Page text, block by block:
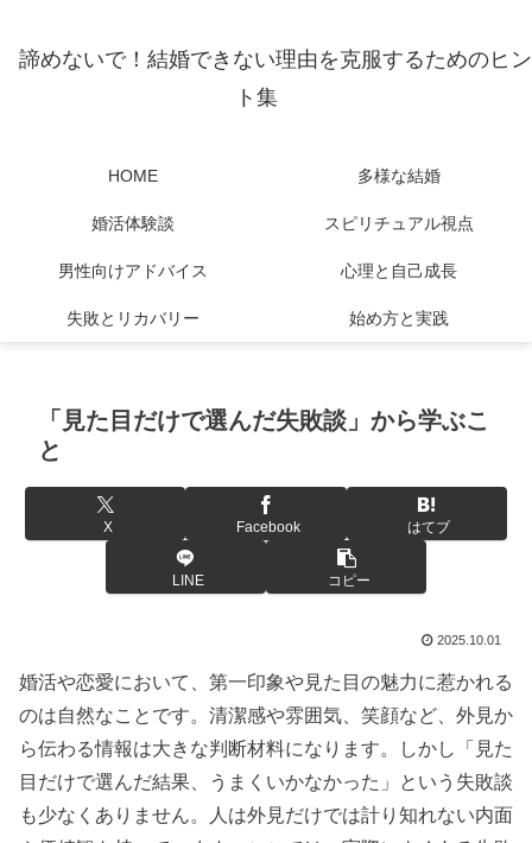
諦めないで！結婚できない理由を克服するためのヒン
ト集
HOME 多様な結婚
婚活体験談 スピリチュアル視点
男性向けアドバイス 心理と自己成長
失敗とリカバリー 始め方と実践
「見た目だけで選んだ失敗談」から学ぶこ
と
X Facebook はてブ
LINE コピー
2025.10.01
婚活や恋愛において、第一印象や見た目の魅力に惹かれる
のは自然なことです。清潔感や雰囲気、笑顔など、外見か
ら伝わる情報は大きな判断材料になります。しかし「見た
目だけで選んだ結果、うまくいかなかった」という失敗談
も少なくありません。人は外見だけでは計り知れない内面